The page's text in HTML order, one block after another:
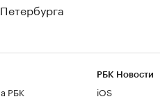
РБК
РБК Новости
iOS